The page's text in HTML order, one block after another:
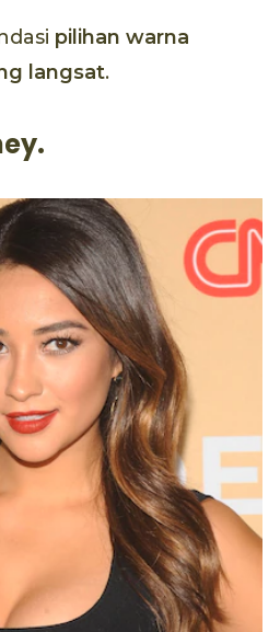
pilihan warna
langsat.